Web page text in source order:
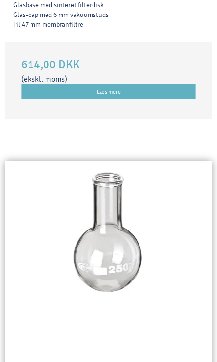
Glasbase med sinteret filterdisk
Glas-cap med 6 mm vakuumstuds
Til 47 mm membranfiltre
614,00 DKK
(ekskl. moms)
Læs mere